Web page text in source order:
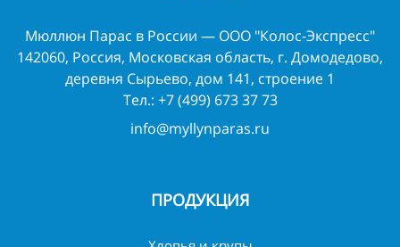
Мюллюн Парас в России — ООО "Колос-Экспресс"
142060, Россия, Московская область, г. Домодедово,
деревня Сырьево, дом 141, строение 1
Тел.: +7 (499) 673 37 73
info@myllynparas.ru
ПРОДУКЦИЯ